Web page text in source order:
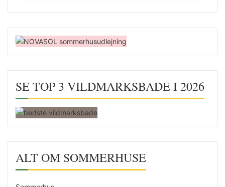
SE TOP 3 VILDMARKSBADE I 2026
ALT OM SOMMERHUSE